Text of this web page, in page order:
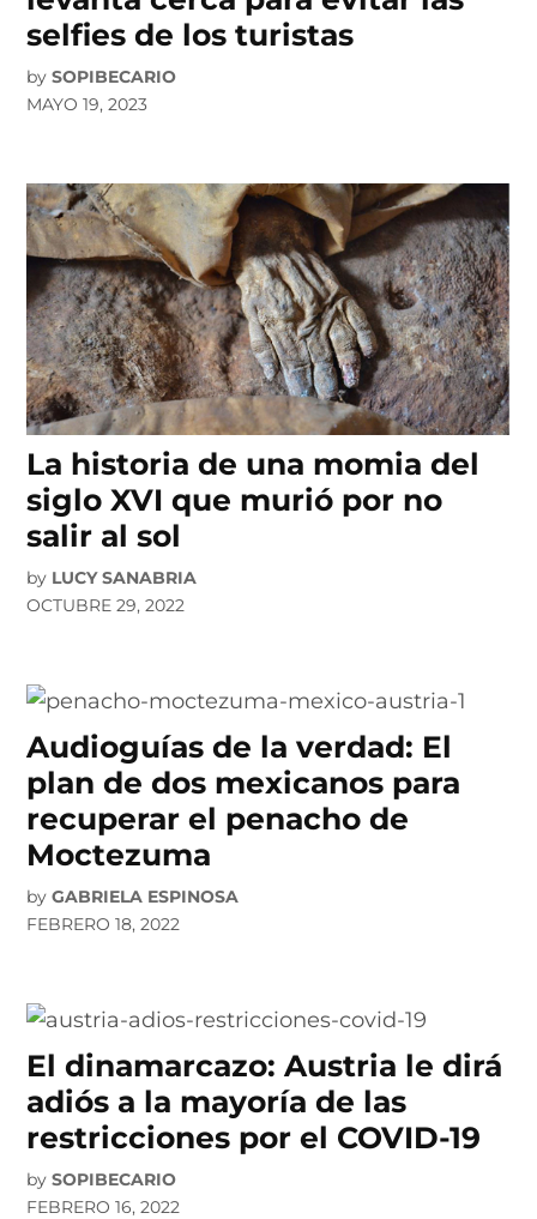
selfies de los turistas
by SOPIBECARIO
MAYO 19, 2023
La historia de una momia del
siglo XVI que murió por no
salir al sol
by LUCY SANABRIA
OCTUBRE 29, 2022
Audioguías de la verdad: El
plan de dos mexicanos para
recuperar el penacho de
Moctezuma
by GABRIELA ESPINOSA
FEBRERO 18, 2022
El dinamarcazo: Austria le dirá
adiós a la mayoría de las
restricciones por el COVID-19
by SOPIBECARIO
FEBRERO 16, 2022